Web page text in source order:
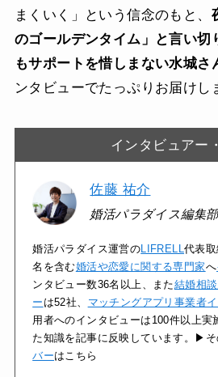
まくいく」という信念のもと、
のゴールデンタイム」と言い切
もサポートを惜しまない水城さ
ンタビューでたっぷりお届けし
インタビュアー
佐藤 祐介
婚活パラダイス編集
婚活パラダイス運営のLIFRELL代表
名を含む婚活や恋愛に関する専門家へ
ンタビュー数36名以上、また結婚相
ー は52社、 マッチングアプリ事業者
用者へのインタビューは100件以上実
た知識を記事に反映しています。▶
バーはこちら